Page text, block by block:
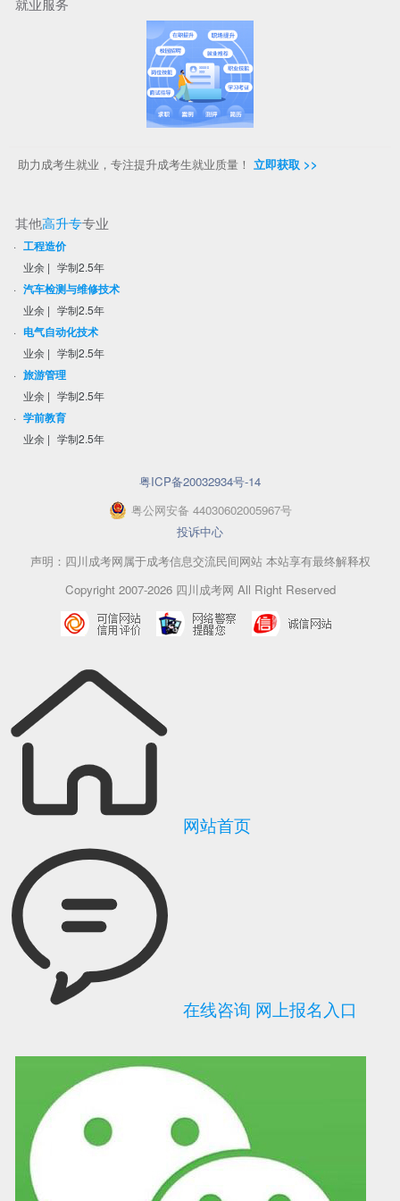
助力成考生就业，专注提升成考生就业质量！ 立即获取 >>
其他高升专专业
· 工程造价
业余 | 学制2.5年
· 汽车检测与维修技术
业余 | 学制2.5年
· 电气自动化技术
业余 | 学制2.5年
· 旅游管理
业余 | 学制2.5年
· 学前教育
业余 | 学制2.5年
粤ICP备20032934号-14
粤公网安备 44030602005967号
投诉中心
声明：四川成考网属于成考信息交流民间网站 本站享有最终解释权
Copyright 2007-2026 四川成考网 All Right Reserved
可信网站信用评 网络警察提醒你 诚信网站
网站首页
在线咨询 网上报名入口